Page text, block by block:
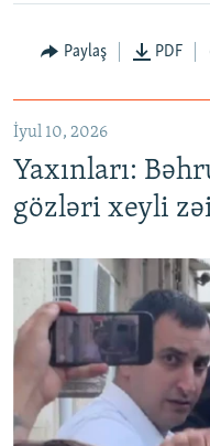
Paylaş PDF
İyul 10, 2026
Yaxınları:
gözləri xeyli